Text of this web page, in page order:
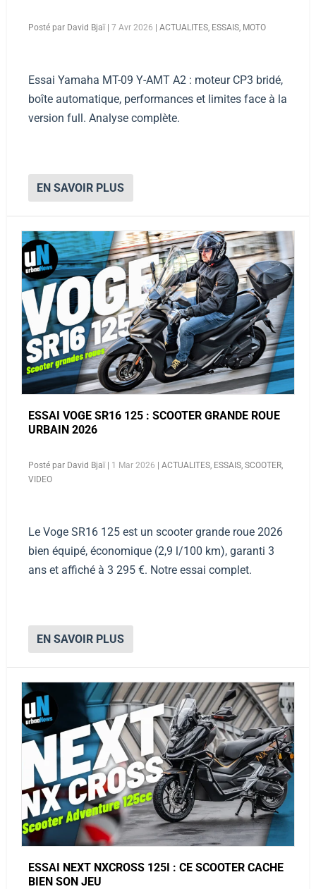
Posté par David Bjaï| 7 Avr 2026 ACTUALITES, ESSAIS, MOTO
Essai Yamaha MT-09 Y-AMT A2 : moteur CP3 bridé,
boîte automatique, performances et limites face à la
version full. Analyse complète.
EN SAVOIR PLUS
ESSAI VOGE SR16 125 : SCOOTER GRANDE ROUE
URBAIN 2026
Posté par David Bjaï| 1 Mar 2026 ACTUALITES, ESSAIS, SCOOTER,
VIDEO
Le Voge SR16 125 est un scooter grande roue 2026
bien équipé, économique (2,9 l/100 km), garanti 3
ans et affiché à 3 295 €. Notre essai complet.
EN SAVOIR PLUS
ESSAI NEXT NXCROSS 125I : CE SCOOTER CACHE
BIEN SON JEU